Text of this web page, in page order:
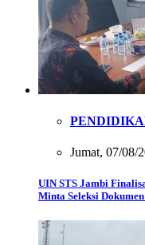
Jumat, 07/08/
UIN STS Jambi
Minta Seleksi